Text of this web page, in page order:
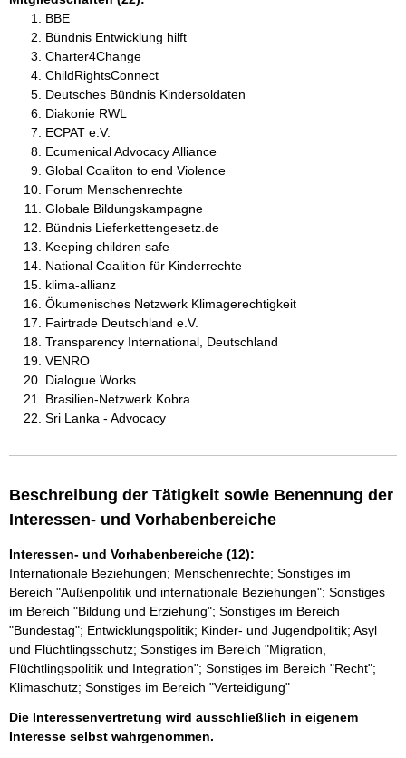
BBE
Bündnis Entwicklung hilft
Charter4Change
ChildRightsConnect
Deutsches Bündnis Kindersoldaten
Diakonie RWL
ECPAT e.V.
Ecumenical Advocacy Alliance
Global Coaliton to end Violence
Forum Menschenrechte
Globale Bildungskampagne
Bündnis Lieferkettengesetz.de
Keeping children safe
National Coalition für Kinderrechte
klima-allianz
Ökumenisches Netzwerk Klimagerechtigkeit
Fairtrade Deutschland e.V.
Transparency International, Deutschland
VENRO
Dialogue Works
Brasilien-Netzwerk Kobra
Sri Lanka - Advocacy
Beschreibung der Tätigkeit sowie Benennung der
Interessen- und Vorhabenbereiche
Interessen- und Vorhabenbereiche (12):
Internationale Beziehungen; Menschenrechte; Sonstiges im
Bereich "Außenpolitik und internationale Beziehungen"; Sonstiges
im Bereich "Bildung und Erziehung"; Sonstiges im Bereich
"Bundestag"; Entwicklungspolitik; Kinder- und Jugendpolitik; Asyl
und Flüchtlingsschutz; Sonstiges im Bereich "Migration,
Flüchtlingspolitik und Integration"; Sonstiges im Bereich "Recht";
Klimaschutz; Sonstiges im Bereich "Verteidigung"
Die Interessenvertretung wird ausschließlich in eigenem
Interesse selbst wahrgenommen.